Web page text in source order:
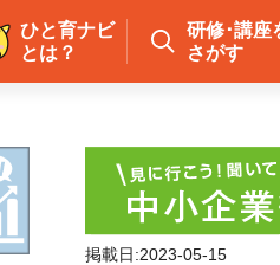
ひと育ナビ
とは？
研修･講座
さがす
掲載日:2023-05-15